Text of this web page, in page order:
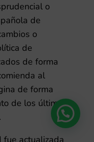
o
de
o
de
de forma
al
de forma
de los últimos
fue actualizada